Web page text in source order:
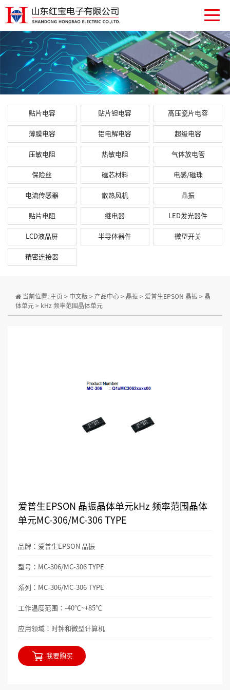
贴片电容 贴片钽电容 高压瓷片电容
薄膜电容 铝电解电容 超级电容
压敏电阻 热敏电阻 气体放电管
保险丝 磁芯材料 电感/磁珠
电流传感器 散热风机 晶振
贴片电阻 继电器 LED发光器件
LCD液晶屏 半导体器件 微型开关
精密连接器
当前位置: 主页 > 中文版 > 产品中心 > 晶振 > 爱普生EPSON 晶振 > 晶
体单元 > kHz 频率范围晶体单元
爱普生EPSON 晶振晶体单元kHz 频率范围晶体
单元MC-306/MC-306 TYPE
品牌：爱普生EPSON 晶振
型号：MC-306/MC-306 TYPE
系列：MC-306/MC-306 TYPE
工作温度范围：-40℃~+85℃
应用领域：时钟和微型计算机
我要购买